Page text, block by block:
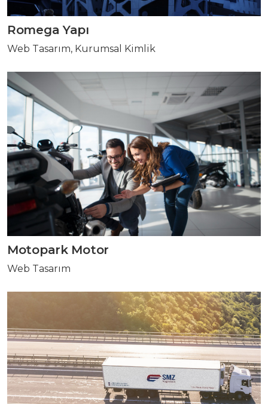
Romega Yapı
Web Tasarım, Kurumsal Kimlik
Motopark Motor
Web Tasarım